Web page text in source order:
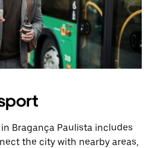
Bragança Paulista includes
the city with nearby areas,